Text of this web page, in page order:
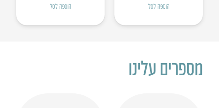
הוספה לסל הוספה לסל
מספרים עלינו